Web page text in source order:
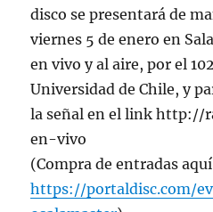
disco se presentará de
viernes 5 de enero en
en vivo y al aire, por el
Universidad de Chile, y
la señal en el link http://
en-vivo
(Compra de entradas
https://portaldisc.com/